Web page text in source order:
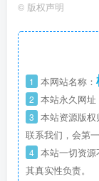
© 版权声明
1 本网站名称：
2 本站永久网址
3 本站资源版
联系我们，会第
4 本站一切资
其真实性负责。